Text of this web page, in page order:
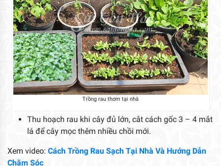
Trồng rau thơm tại nhà
Thu hoạch rau khi cây đủ lớn, cắt cách gốc 3 – 4 mắt
lá để cây mọc thêm nhiều chồi mới.
Xem video: Cách Trồng Rau Sạch Tại Nhà Và Hướng Dẫn
Chăm Sóc